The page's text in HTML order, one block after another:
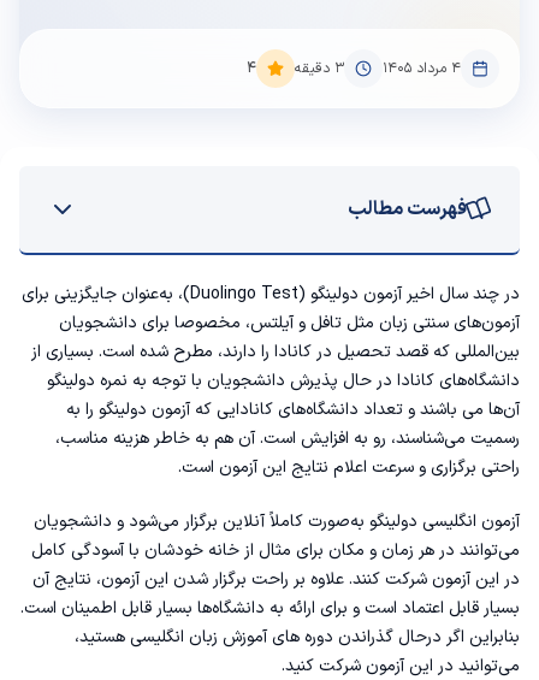
۴ مرداد ۱۴۰۵ 3 دقیقه 4
فهرست مطالب
شرایط + حداقل نمره پذیرش آزمون دولینگو در دانشگاه‌های
نحوه نمره دهی و تفسیر نمره‌های آزمون دولینگو چیست؟
معادل نمره آزمون دولینگو در آیلتس و تافل
مراکز آزمون زبان انگلیسی دولینگو در ایران
در چند سال اخیر آزمون دولینگو (Duolingo Test)، به‌عنوان جایگزینی برای
آزمون‌های سنتی زبان مثل تافل و آیلتس، مخصوصا برای دانشجویان
بین‌المللی که قصد تحصیل در کانادا را دارند، مطرح شده است. بسیاری از
دانشگاه‌های کانادا در حال پذیرش دانشجویان با توجه به نمره دولینگو
آن‌ها می باشند و تعداد دانشگاه‌های کانادایی که آزمون دولینگو را به
رسمیت می‌شناسند، رو به افزایش است. آن هم به خاطر هزینه مناسب،
راحتی برگزاری و سرعت اعلام نتایج این آزمون است.
آزمون انگلیسی دولینگو به‌صورت کاملاً آنلاین برگزار می‌شود و دانشجویان
می‌توانند در هر زمان و مکان برای مثال از خانه‌ خودشان با آسودگی کامل
در این آزمون شرکت کنند. علاوه بر راحت برگزار شدن این آزمون، نتایج آن
بسیار قابل اعتماد است و برای ارائه به دانشگاه‌ها بسیار قابل اطمینان است.
بنابراین اگر درحال گذراندن دوره های آموزش زبان انگلیسی هستید،
می‌توانید در این آزمون شرکت کنید.